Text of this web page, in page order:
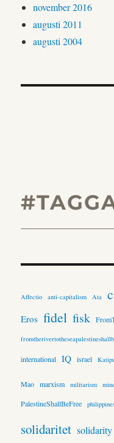
november 2016
augusti 2011
augusti 2004
Affectio anti-capitalism Ata
Eros fidel fisk
international IQ israel
Mao marxism militarism
PalestineShallBeFree
solidaritet solidarity